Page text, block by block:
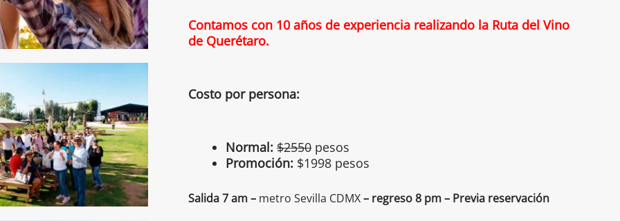
Contamos con 10 años de experiencia realizando la Ruta del Vino
de Querétaro.
Costo por persona:
Normal: $2550 pesos
Promoción: $1998 pesos
Salida 7 am – metro Sevilla CDMX– regreso 8 pm – Previa reservación